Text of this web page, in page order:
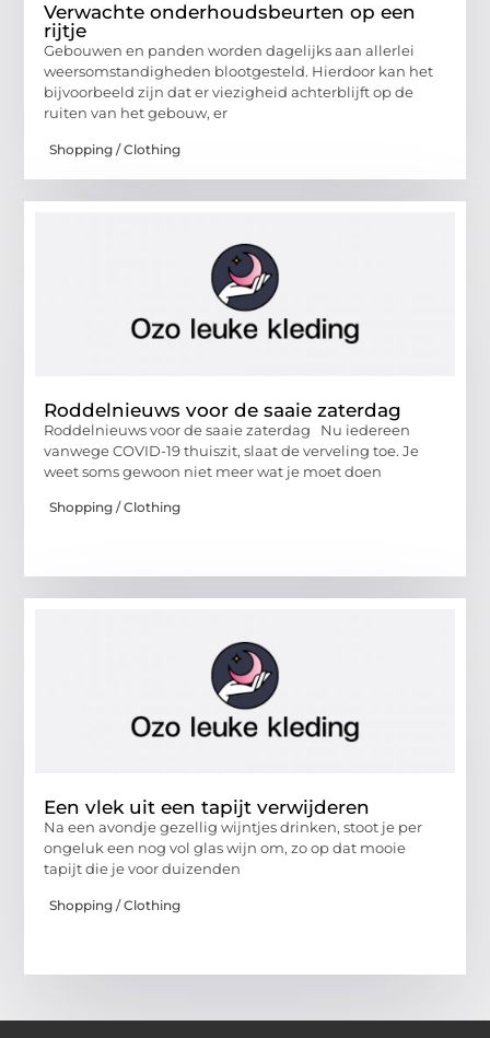
Verwachte onderhoudsbeurten op een
rijtje
Gebouwen en panden worden dagelijks aan allerlei
weersomstandigheden blootgesteld. Hierdoor kan het
bijvoorbeeld zijn dat er viezigheid achterblijft op de
ruiten van het gebouw, er
Shopping / Clothing
Roddelnieuws voor de saaie zaterdag
Roddelnieuws voor de saaie zaterdag Nu iedereen
vanwege COVID-19 thuiszit, slaat de verveling toe. Je
weet soms gewoon niet meer wat je moet doen
Shopping / Clothing
Een vlek uit een tapijt verwijderen
Na een avondje gezellig wijntjes drinken, stoot je per
ongeluk een nog vol glas wijn om, zo op dat mooie
tapijt die je voor duizenden
Shopping / Clothing